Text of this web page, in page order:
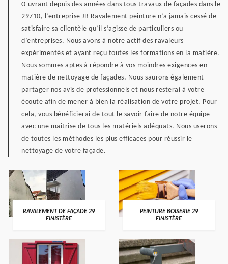
Œuvrant depuis des années dans tous travaux de façades dans le
29710, l’entreprise JB Ravalement peinture n’a jamais cessé de
satisfaire sa clientèle qu’il s’agisse de particuliers ou
d’entreprises. Nous avons à notre actif des ravaleurs
expérimentés et ayant reçu toutes les formations en la matière.
Nous sommes aptes à répondre à vos moindres exigences en
matière de nettoyage de façades. Nous saurons également
partager nos avis de professionnels et nous resterai à votre
écoute afin de mener à bien la réalisation de votre projet. Pour
cela, vous bénéficierai de tout le savoir-faire de notre équipe
avec une maitrise de tous les matériels adéquats. Nous userons
de toutes les méthodes les plus efficaces pour réussir le
nettoyage de votre façade.
RAVALEMENT DE FAÇADE 29
FINISTÈRE
PEINTURE BOISERIE 29
FINISTÈRE